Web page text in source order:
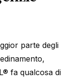
parte degli
fa qualcosa di